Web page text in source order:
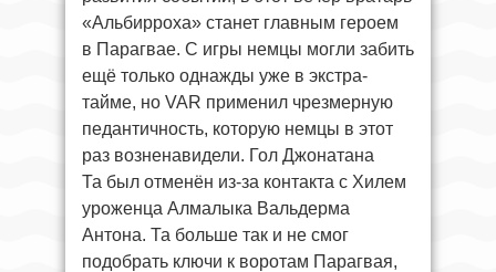
«Альбирроха» станет главным героем
в Парагвае. С игры немцы могли забить
ещё только однажды уже в экстра-
тайме, но VAR применил чрезмерную
педантичность, которую немцы в этот
раз возненавидели. Гол Джонатана
Та был отменён из-за контакта с Хилем
уроженца Алмалыка Вальдерма
Антона. Та больше так и не смог
подобрать ключи к воротам Парагвая,